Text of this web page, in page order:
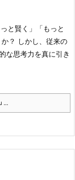
と賢く」「もっと
？ しかし、従来の
な思考力を真に引き
...